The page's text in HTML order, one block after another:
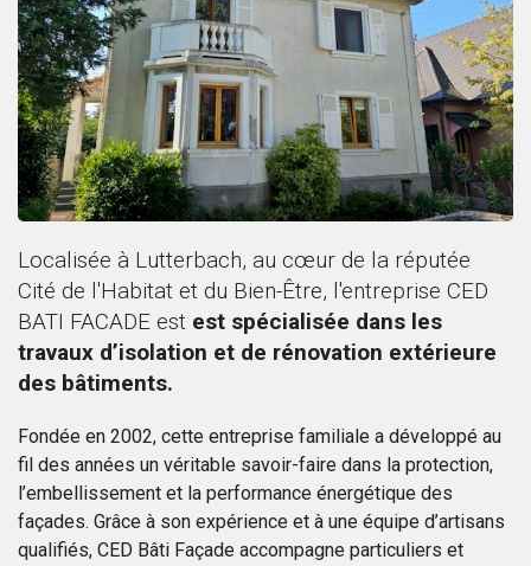
Localisée à Lutterbach, au cœur de la réputée
Cité de l'Habitat et du Bien-Être, l'entreprise CED
BATI FACADE est est spécialisée dans les
travaux d’isolation et de rénovation extérieure
des bâtiments.
Fondée en 2002, cette entreprise familiale a développé au
fil des années un véritable savoir-faire dans la protection,
l’embellissement et la performance énergétique des
façades. Grâce à son expérience et à une équipe d’artisans
qualifiés, CED Bâti Façade accompagne particuliers et